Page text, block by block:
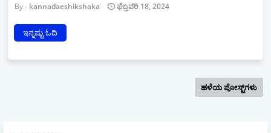
kannadaeshikshaka ಫೆಬ್ರವರಿ 18, 2024
ಇನ್ನಷ್ಟು ಓದಿ
ಹಳೆಯ ಪೋಸ್ಟ್‌ಗಳು